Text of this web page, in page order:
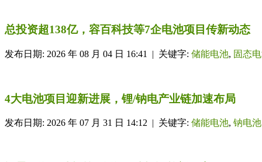
总投资超138亿，容百科技等7企电池项目传新动态
发布日期: 2026 年 08 月 04 日 16:41 | 关键字: 储能电池, 固态
4大电池项目迎新进展，锂/钠电产业链加速布局
发布日期: 2026 年 07 月 31 日 14:12 | 关键字: 储能电池, 钠电池